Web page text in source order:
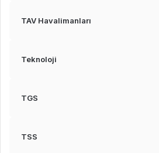
TAV Havalimanları
Teknoloji
TGS
TSS